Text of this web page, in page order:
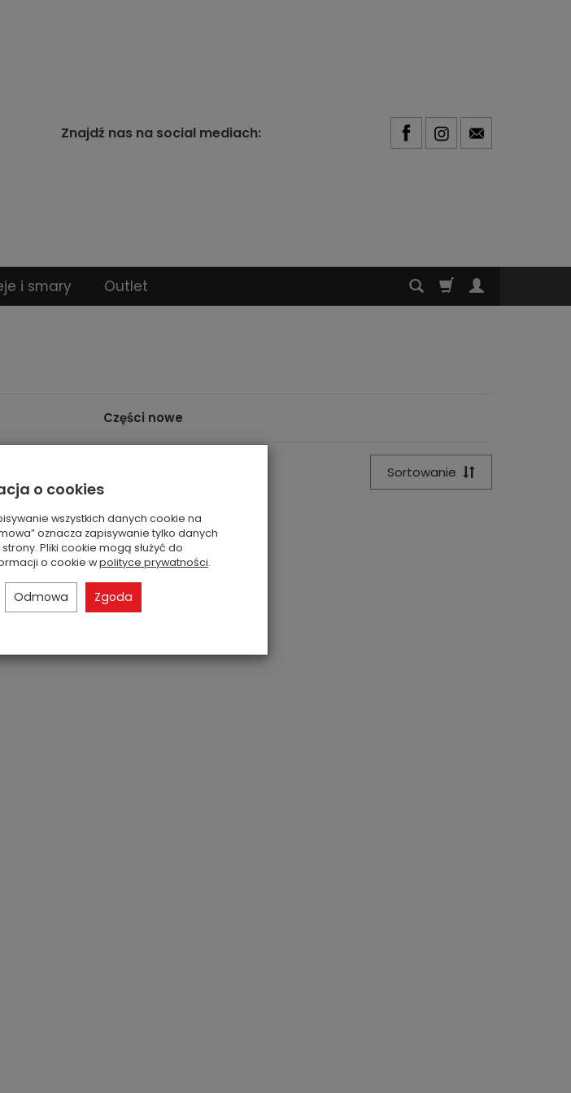
Znajdź nas na social mediach:
i smary Outlet
Części nowe
Sortowanie
o cookies
wszystkich danych cookie na
oznacza zapisywanie tylko danych
Pliki cookie mogą służyć do
o cookie wpolityce prywatności.
Odmowa Zgoda